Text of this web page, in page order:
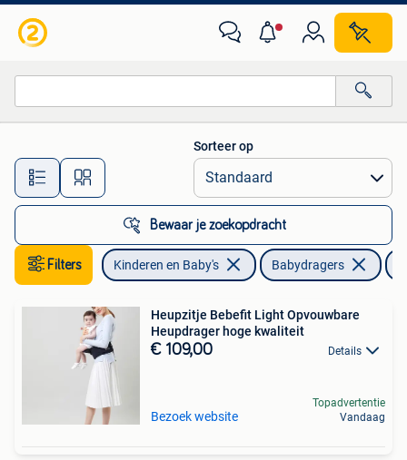
Alle afstanden…
Sorteer op
Bewaar je zoekopdracht
Filters Kinderen en Baby's Babydragers
Heupzitje Bebefit Light Opvouwbare
Heupdrager hoge kwaliteit
€ 109,00 Details
Bezoek website
Topadvertentie
Vandaag